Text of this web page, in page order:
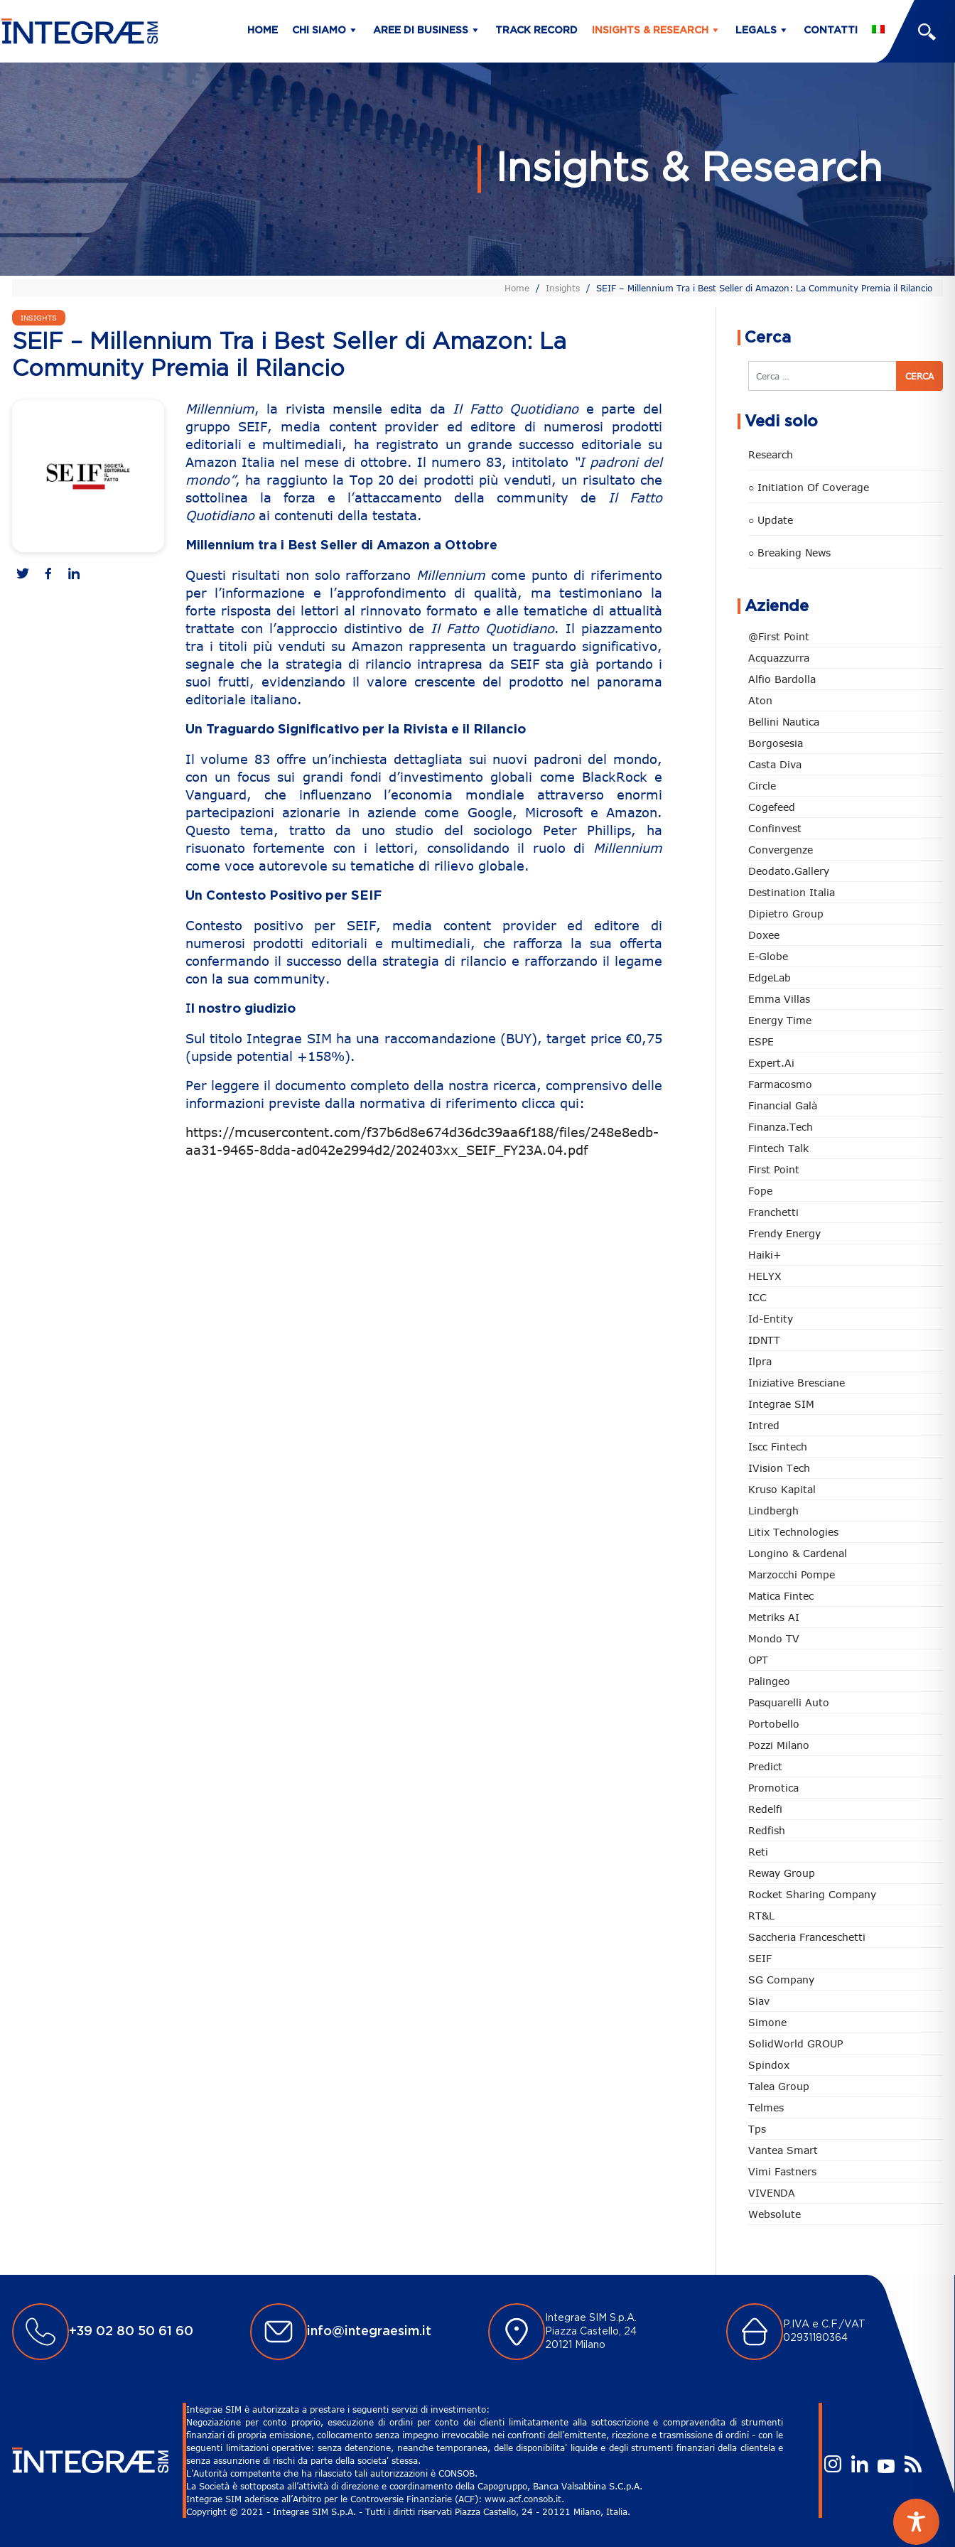
HOME CHI SIAMO AREE DI BUSINESS TRACK RECORD INSIGHTS & RESEARCH LEGALS CONTATTI
Insights & Research
Home / Insights / SEIF – Millennium Tra i Best Seller di Amazon: La Community Premia il Rilancio
INSIGHTS
SEIF – Millennium Tra i Best Seller di Amazon: La
Community Premia il Rilancio
Millennium, la rivista mensile edita da Il Fatto Quotidianoe parte del
gruppo SEIF, media content provider ed editore di numerosi prodotti
editoriali e multimediali, ha registrato un grande successo editoriale su
Amazon Italia nel mese di ottobre. Il numero 83, intitolato “I padroni del
mondo”, ha raggiunto la Top 20 dei prodotti più venduti, un risultato che
sottolinea la forza e l’attaccamento della community de Il Fatto
Quotidianoai contenuti della testata.
Millennium tra i Best Seller di Amazon a Ottobre
Questi risultati non solo rafforzano Millennium come punto di riferimento
per l’informazione e l’approfondimento di qualità, ma testimoniano la
forte risposta dei lettori al rinnovato formato e alle tematiche di attualità
trattate con l’approccio distintivo de Il Fatto Quotidiano. Il piazzamento
tra i titoli più venduti su Amazon rappresenta un traguardo significativo,
segnale che la strategia di rilancio intrapresa da SEIF sta già portando i
suoi frutti, evidenziando il valore crescente del prodotto nel panorama
editoriale italiano.
Un Traguardo Significativo per la Rivista e il Rilancio
Il volume 83 offre un’inchiesta dettagliata sui nuovi padroni del mondo,
con un focus sui grandi fondi d’investimento globali come BlackRock e
Vanguard, che influenzano l’economia mondiale attraverso enormi
partecipazioni azionarie in aziende come Google, Microsoft e Amazon.
Questo tema, tratto da uno studio del sociologo Peter Phillips, ha
risuonato fortemente con i lettori, consolidando il ruolo di Millennium
come voce autorevole su tematiche di rilievo globale.
Un Contesto Positivo per SEIF
Contesto positivo per SEIF, media content provider ed editore di
numerosi prodotti editoriali e multimediali, che rafforza la sua offerta
confermando il successo della strategia di rilancio e rafforzando il legame
con la sua community.
I l nostro giudizio
Sul titolo Integrae SIM ha una raccomandazione (BUY), target price €0,75
(upside potential +158%).
Per leggere il documento completo della nostra ricerca, comprensivo delle
informazioni previste dalla normativa di riferimento clicca qui:
https://mcusercontent.com/f37b6d8e674d36dc39aa6f188/files/248e8edb-
aa31-9465-8dda-ad042e2994d2/202403xx_SEIF_FY23A.04.pdf
Cerca
Cerca
Vedi solo
Research
○ Initiation Of Coverage
○ Update
○ Breaking News
Aziende
@First Point
Acquazzurra
Alfio Bardolla
Aton
Bellini Nautica
Borgosesia
Casta Diva
Circle
Cogefeed
Confinvest
Convergenze
Deodato.Gallery
Destination Italia
Dipietro Group
Doxee
E-Globe
EdgeLab
Emma Villas
Energy Time
ESPE
Expert.ai
Farmacosmo
Financial Galà
Finanza.tech
Fintech Talk
First Point
Fope
Franchetti
Frendy Energy
Haiki+
HELYX
ICC
Id-Entity
IDNTT
Ilpra
Iniziative Bresciane
Integrae SIM
Intred
Iscc Fintech
IVision Tech
Kruso Kapital
Lindbergh
Litix Technologies
Longino & Cardenal
Marzocchi Pompe
Matica Fintec
Metriks AI
Mondo TV
OPT
Palingeo
Pasquarelli Auto
Portobello
Pozzi Milano
Predict
Promotica
Redelfi
Redfish
Reti
Reway Group
Rocket Sharing Company
RT&L
Saccheria Franceschetti
SEIF
SG Company
Siav
Simone
SolidWorld GROUP
Spindox
Talea Group
Telmes
Tps
Vantea Smart
Vimi Fastners
VIVENDA
Websolute
+39 02 80 50 61 60 info@integraesim.it
Integrae SIM S.p.A.
Piazza Castello, 24
20121 Milano
P.IVA e C.F./VAT
02931180364
Integrae SIM è autorizzata a prestare i seguenti servizi di investimento:
Negoziazione per conto proprio, esecuzione di ordini per conto dei clienti limitatamente alla sottoscrizione e compravendita di strumenti
finanziari di propria emissione, collocamento senza impegno irrevocabile nei confronti dell'emittente, ricezione e trasmissione di ordini - con le
seguenti limitazioni operative: senza detenzione, neanche temporanea, delle disponibilita' liquide e degli strumenti finanziari della clientela e
senza assunzione di rischi da parte della societa' stessa.
L’Autorità competente che ha rilasciato tali autorizzazioni è CONSOB.
La Società è sottoposta all’attività di direzione e coordinamento della Capogruppo, Banca Valsabbina S.C.p.A.
Integrae SIM aderisce all’Arbitro per le Controversie Finanziarie (ACF): www.acf.consob.it.
Copyright © 2021 - Integrae SIM S.p.A. - Tutti i diritti riservati Piazza Castello, 24 - 20121 Milano, Italia.